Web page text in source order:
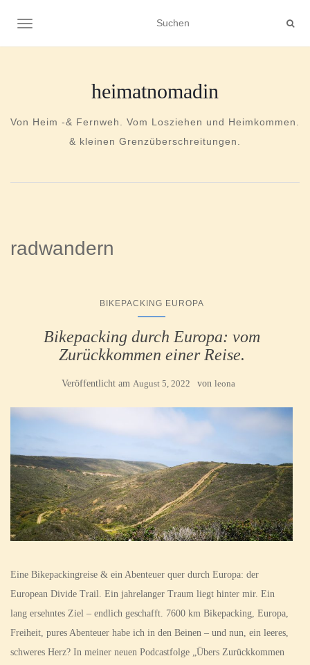
NAVIGATION UMSCHALTEN
heimatnomadin
Von Heim -& Fernweh. Vom Losziehen und Heimkommen.
& kleinen Grenzüberschreitungen.
radwandern
BIKEPACKING EUROPA
Bikepacking durch Europa: vom
Zurückkommen einer Reise.
Veröffentlicht am August 5, 2022 von leona
Eine Bikepackingreise & ein Abenteuer quer durch Europa: der
European Divide Trail. Ein jahrelanger Traum liegt hinter mir. Ein
lang ersehntes Ziel – endlich geschafft. 7600 km Bikepacking, Europa,
Freiheit, pures Abenteuer habe ich in den Beinen – und nun, ein leeres,
schweres Herz? In meiner neuen Podcastfolge „Übers Zurückkommen